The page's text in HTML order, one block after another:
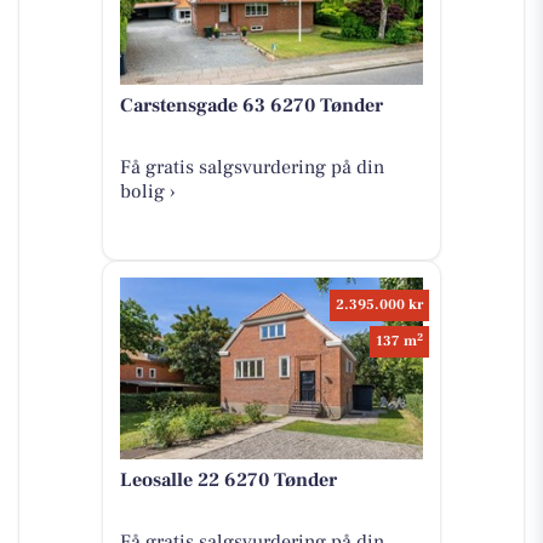
Carstensgade 63 6270 Tønder
Få gratis salgsvurdering på din
bolig ›
2.395.000 kr
137 m2
Leosalle 22 6270 Tønder